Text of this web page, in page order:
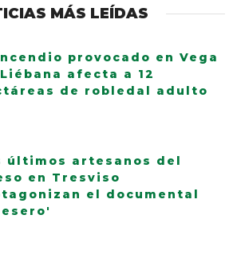
MÁS LEÍDAS
provocado en Vega
afecta a 12
de robledal adulto
últimos artesanos del
en Tresviso
el documental